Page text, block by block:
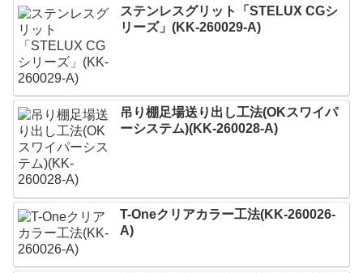
ステンレスグリット「STELUX CGシ
リーズ」(KK-260029-A)
吊り棚足場送り出し工法(OKスワイパ
ーシステム)(KK-260028-A)
T-Oneクリアカラー工法(KK-260026-
A)